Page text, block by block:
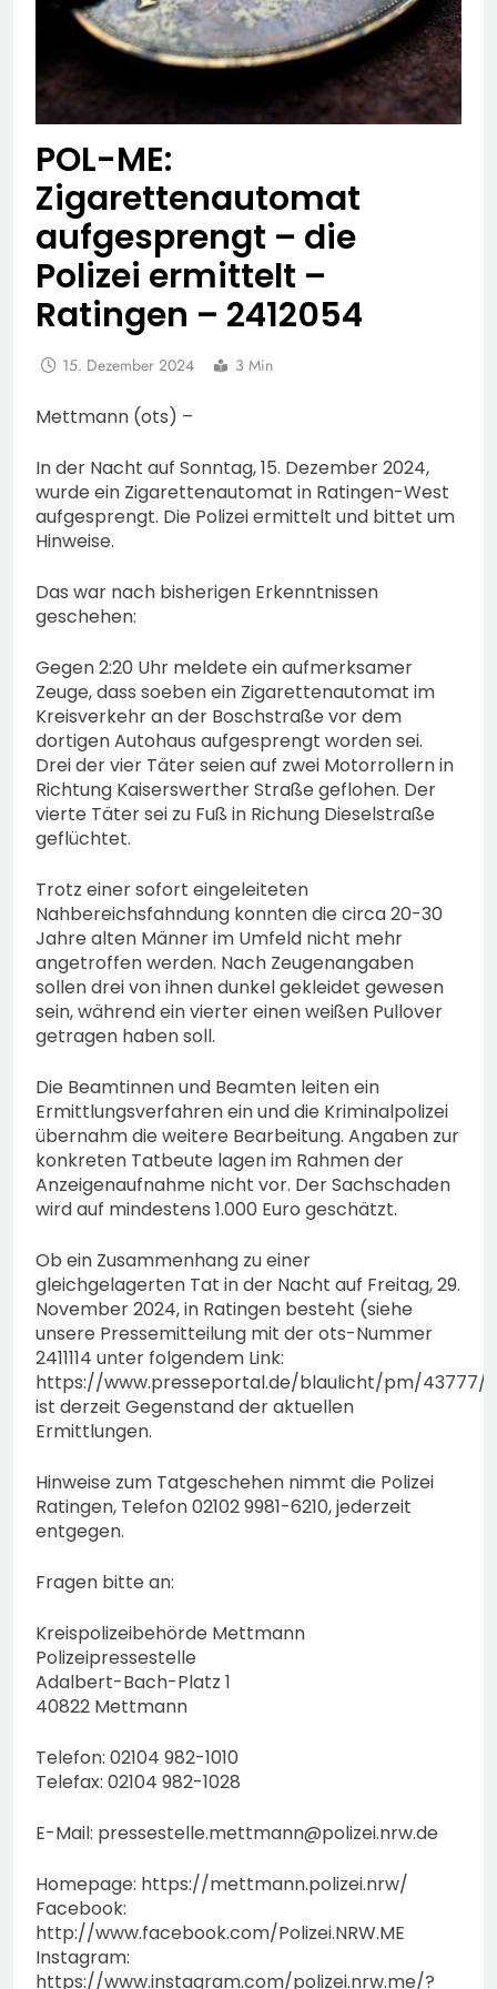
POL-ME:
Zigarettenautomat
aufgesprengt – die
Polizei ermittelt –
Ratingen – 2412054
15. Dezember 2024 3 Min
Mettmann (ots) –
In der Nacht auf Sonntag, 15. Dezember 2024,
wurde ein Zigarettenautomat in Ratingen-West
aufgesprengt. Die Polizei ermittelt und bittet um
Hinweise.
Das war nach bisherigen Erkenntnissen
geschehen:
Gegen 2:20 Uhr meldete ein aufmerksamer
Zeuge, dass soeben ein Zigarettenautomat im
Kreisverkehr an der Boschstraße vor dem
dortigen Autohaus aufgesprengt worden sei.
Drei der vier Täter seien auf zwei Motorrollern in
Richtung Kaiserswerther Straße geflohen. Der
vierte Täter sei zu Fuß in Richung Dieselstraße
geflüchtet.
Trotz einer sofort eingeleiteten
Nahbereichsfahndung konnten die circa 20-30
Jahre alten Männer im Umfeld nicht mehr
angetroffen werden. Nach Zeugenangaben
sollen drei von ihnen dunkel gekleidet gewesen
sein, während ein vierter einen weißen Pullover
getragen haben soll.
Die Beamtinnen und Beamten leiten ein
Ermittlungsverfahren ein und die Kriminalpolizei
übernahm die weitere Bearbeitung. Angaben zur
konkreten Tatbeute lagen im Rahmen der
Anzeigenaufnahme nicht vor. Der Sachschaden
wird auf mindestens 1.000 Euro geschätzt.
Ob ein Zusammenhang zu einer
gleichgelagerten Tat in der Nacht auf Freitag, 29.
November 2024, in Ratingen besteht (siehe
unsere Pressemitteilung mit der ots-Nummer
2411114 unter folgendem Link:
https://www.presseportal.de/blaulicht/pm/43777/
ist derzeit Gegenstand der aktuellen
Ermittlungen.
Hinweise zum Tatgeschehen nimmt die Polizei
Ratingen, Telefon 02102 9981-6210, jederzeit
entgegen.
Fragen bitte an:
Kreispolizeibehörde Mettmann
Polizeipressestelle
Adalbert-Bach-Platz 1
40822 Mettmann
Telefon: 02104 982-1010
Telefax: 02104 982-1028
E-Mail: pressestelle.mettmann@polizei.nrw.de
Homepage: https://mettmann.polizei.nrw/
Facebook:
http://www.facebook.com/Polizei.NRW.ME
Instagram:
https://www.instagram.com/polizei.nrw.me/?